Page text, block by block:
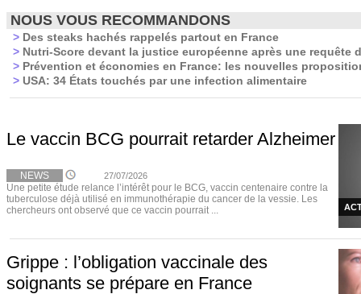
NOUS VOUS RECOMMANDONS
> Des steaks hachés rappelés partout en France
> Nutri-Score devant la justice européenne après une requête
> Prévention et économies en France: les nouvelles
> USA: 34 États touchés par une infection alimentaire
Le vaccin BCG pourrait retarder Alzheimer
NEWS 27/07/2026
Une petite étude relance l’intérêt pour le BCG, vaccin centenaire contre la
tuberculose déjà utilisé en immunothérapie du cancer de la vessie. Les
chercheurs ont observé que ce vaccin pourrait ...
Grippe : l’obligation vaccinale des
soignants se prépare en France